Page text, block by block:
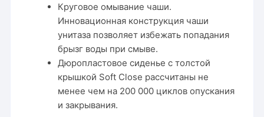
Круговое омывание чаши.
Инновационная конструкция чаши
унитаза позволяет избежать попадания
брызг воды при смыве.
Дюропластовое сиденье с толстой
крышкой Soft Close рассчитаны не
менее чем на 200 000 циклов опускания
и закрывания.